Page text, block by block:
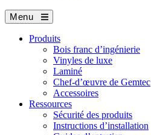
Menu
Produits
Bois franc d’ingénierie
Vinyles de luxe
Laminé
Chef-d’œuvre de Gemtec
Accessoires
Ressources
Sécurité des produits
Instructions d’installation